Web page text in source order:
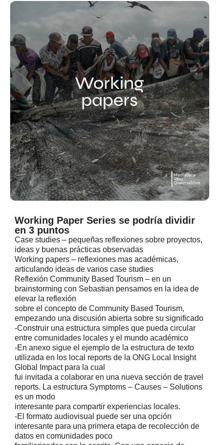
Working Paper Series se podría dividir
en 3 puntos
Case studies – pequeñas reflexiones sobre proyectos,
ideas y buenas prácticas observadas
Working papers – reflexiones mas académicas,
articulando ideas de varios case studies
Reflexión Community Based Tourism – en un
brainstorming con Sebastian pensamos en la idea de
elevar la reflexión
sobre el concepto de Community Based Tourism,
empezando una discusión abierta sobre su significado
-Construir una estructura simples que pueda circular
entre comunidades locales y el mundo académico
-En anexo sigue el ejemplo de la estructura de texto
utilizada en los local reports de la ONG Local Insight
Global Impact para la cual
fui invitada a colaborar en una nueva sección de travel
reports. La estructura Symptoms – Causes – Solutions
es un modo
interesante para compartir experiencias locales.
-El formato audiovisual puede ser una opción
interesante para una primera etapa de recolección de
datos en comunidades poco